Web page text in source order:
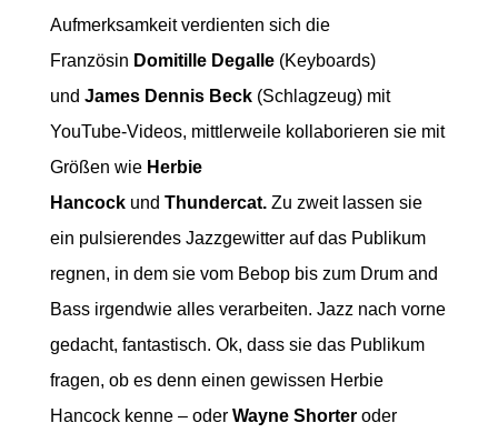
Aufmerksamkeit verdienten sich die
Französin Domitille Degalle(Keyboards)
und James Dennis Beck(Schlagzeug) mit
YouTube-Videos, mittlerweile kollaborieren sie mit
Größen wie Herbie
Hancockund Thundercat.Zu zweit lassen sie
ein pulsierendes Jazzgewitter auf das Publikum
regnen, in dem sie vom Bebop bis zum Drum and
Bass irgendwie alles verarbeiten. Jazz nach vorne
gedacht, fantastisch. Ok, dass sie das Publikum
fragen, ob es denn einen gewissen Herbie
Hancock kenne – oder Wayne Shorteroder